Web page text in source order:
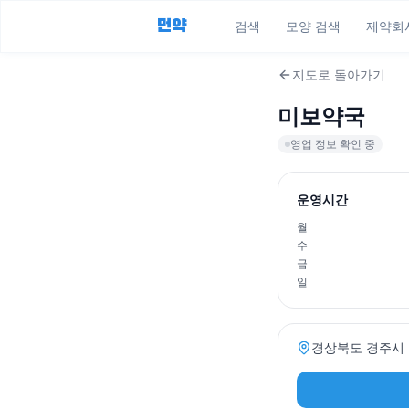
먼약 검색 모양 검색 제약회
지도로 돌아가기
미보약국
영업 정보 확인 중
운영시간
월
수
금
일
경상북도 경주